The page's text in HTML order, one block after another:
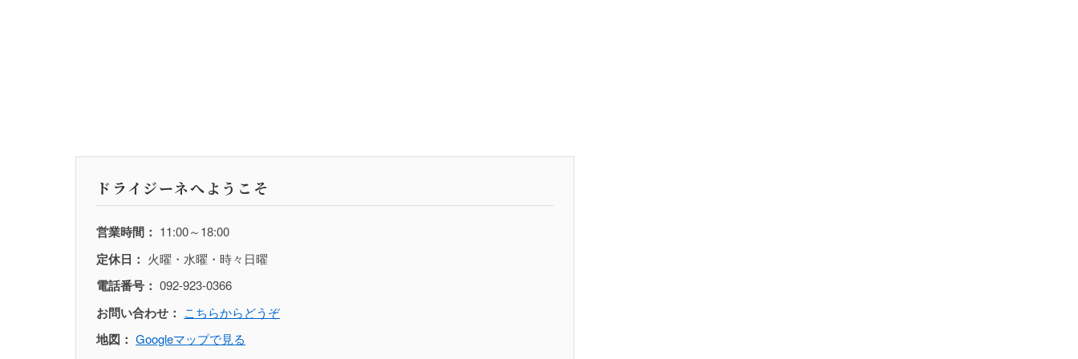
ドライジーネへようこそ
営業時間： 11:00～18:00
定休日： 火曜・水曜・時々日曜
電話番号： 092-923-0366
お問い合わせ： こちらからどうぞ
地図： Googleマップで見る